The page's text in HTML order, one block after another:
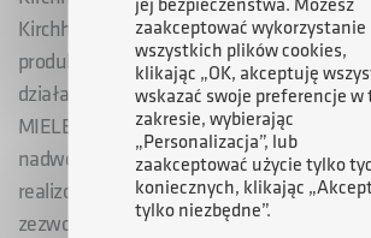
Kirchhoff Automotive, który posiada swoje
produkcyjne na całym świecie. Spółka od
działalność gospodarczą na terenie SSE
MIELEC w Mielcu, gdzie produkuje części
nadwozi samochodowych. Nowy projekt
realizowany w ramach trzeciego
zezwolenia na prowadzenie działalności
zaakceptować wykorzystanie
wszystkich plików cookies,
klikając „OK, akceptuję
wskazać swoje preferencje w
zakresie, wybierając
„Personalizacja”, lub
zaakceptować użycie tylko
koniecznych, klikając
tylko niezbędne”.